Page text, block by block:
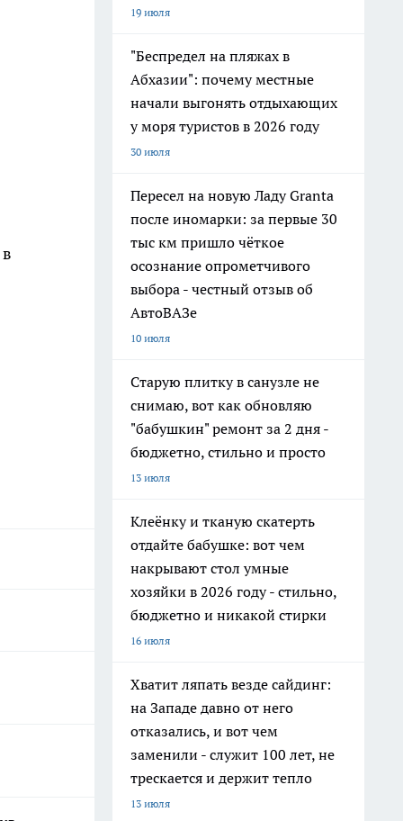
19 июля
"Беспредел на пляжах в
Абхазии": почему местные
начали выгонять отдыхающих
у моря туристов в 2026 году
30 июля
Пересел на новую Ладу Granta
после иномарки: за первые 30
тыс км пришло чёткое
осознание опрометчивого
выбора - честный отзыв об
АвтоВАЗе
10 июля
Старую плитку в санузле не
снимаю, вот как обновляю
"бабушкин" ремонт за 2 дня -
бюджетно, стильно и просто
13 июля
Клеёнку и тканую скатерть
отдайте бабушке: вот чем
накрывают стол умные
хозяйки в 2026 году - стильно,
бюджетно и никакой стирки
16 июля
Хватит ляпать везде сайдинг:
на Западе давно от него
отказались, и вот чем
заменили - служит 100 лет, не
трескается и держит тепло
13 июля